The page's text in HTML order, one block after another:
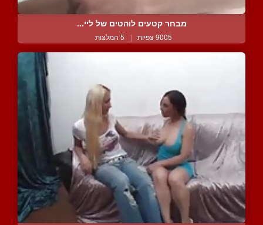
מבחר קטעים לוהטים של ליי...
9005 צפיות | 5 המלצות